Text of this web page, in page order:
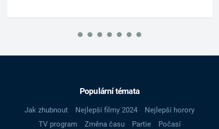
Populární témata
Jak zhubnout Nejlepší filmy 2024
Nejlepší horory
TV program
Změna času Partie
Počasí